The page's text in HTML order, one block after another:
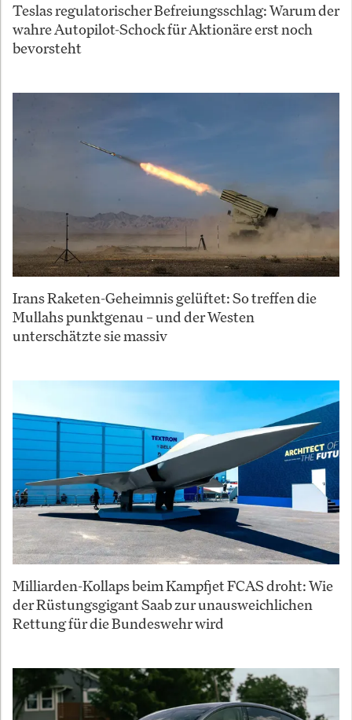
Teslas regulatorischer Befreiungsschlag: Warum der
wahre Autopilot-Schock für Aktionäre erst noch
bevorsteht
Irans Raketen-Geheimnis gelüftet: So treffen die
Mullahs punktgenau – und der Westen
unterschätzte sie massiv
Milliarden-Kollaps beim Kampfjet FCAS droht: Wie
der Rüstungsgigant Saab zur unausweichlichen
Rettung für die Bundeswehr wird